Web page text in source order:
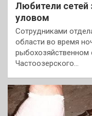
Любители
уловом
Cотрудниками
области во время
Частоозерского…